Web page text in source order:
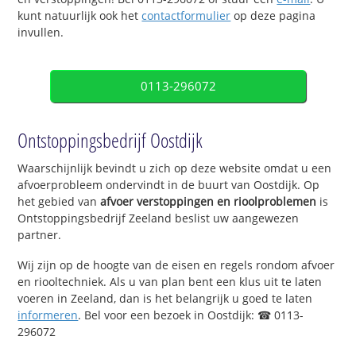
kunt natuurlijk ook hetcontactformulier op deze pagina
invullen.
0113-296072
Ontstoppingsbedrijf Oostdijk
Waarschijnlijk bevindt u zich op deze website omdat u een
afvoerprobleem ondervindt in de buurt van Oostdijk. Op
het gebied vanafvoer verstoppingen en rioolproblemen is
Ontstoppingsbedrijf Zeeland beslist uw aangewezen
partner.
Wij zijn op de hoogte van de eisen en regels rondom afvoer
en riooltechniek. Als u van plan bent een klus uit te laten
voeren in Zeeland, dan is het belangrijk u goed te laten
informeren. Bel voor een bezoek in Oostdijk: ☎ 0113-
296072